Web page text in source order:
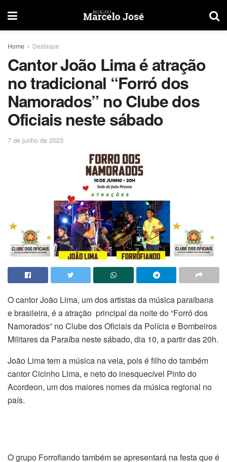
Home Destaque
Cantor João Lima é atração
no tradicional “Forró dos
Namorados” no Clube dos
Oficiais neste sábado
7 de junho de 2023
O cantor João Lima, um dos artistas da música paraibana
e brasileira, é a atração principal da noite do “Forró dos
Namorados” no Clube dos Oficiais da Polícia e Bombeiros
Militares da Paraíba neste sábado, dia 10, a partir das 20h.
João Lima tem a música na veia, pois é filho do também
cantor Cicinho Lima, e neto do inesquecível Pinto do
Acordeon, um dos maiores nomes da música regional no
país.
O grupo Forrofiando também se apresentará na festa que é